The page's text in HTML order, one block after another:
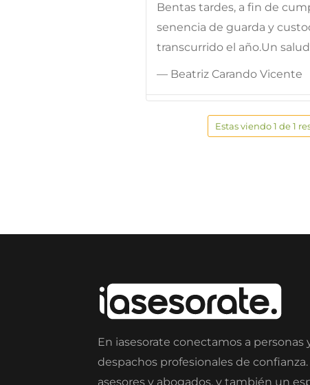
Bentas tardes, a fin de
senencia de guarda y
transcurrido el año.Un
— Beatriz Carando Vicente
Estas viendo 1 de 1
En iasesorate conectamos a personas
despachos profesionales de
asesores y abogados, y también un